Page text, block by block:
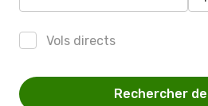
Vols directs
Rechercher